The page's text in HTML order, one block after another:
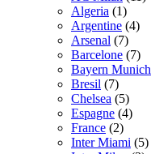
Algeria (1)
Argentine (4)
Arsenal (7)
Barcelone (7)
Bayern Munich
Bresil (7)
Chelsea (5)
Espagne (4)
France (2)
Inter Miami (5)